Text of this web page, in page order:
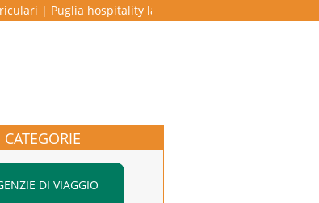
|Puglia hospitality lab – programma di alta
CATEGORIE
DI VIAGGIO